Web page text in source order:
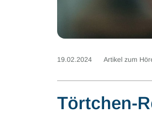
19.02.2024 Artikel zum
Törtchen-